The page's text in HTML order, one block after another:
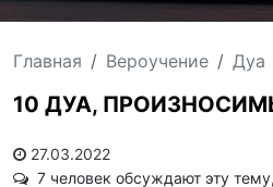
Главная Вероучение Дуа
10 ДУА,
27.03.2022
7 человек обсуждают эту тему,